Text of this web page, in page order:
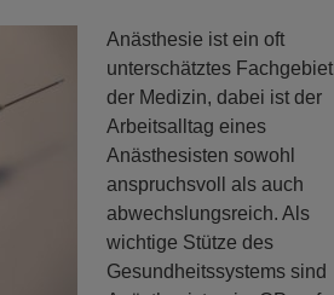
Anästhesie ist ein oft
unterschätztes Fachgebiet
der Medizin, dabei ist der
Arbeitsalltag eines
Anästhesisten sowohl
anspruchsvoll als auch
abwechslungsreich. Als
wichtige Stütze des
Gesundheitssystems sind